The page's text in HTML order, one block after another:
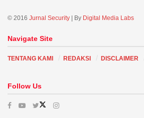
© 2016 Jurnal Security | By Digital Media Labs
Navigate Site
TENTANG KAMI REDAKSI DISCLAIMER
Follow Us